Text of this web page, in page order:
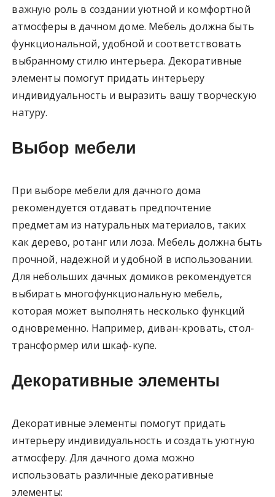
важную роль в создании уютной и комфортной
атмосферы в дачном доме. Мебель должна быть
функциональной, удобной и соответствовать
выбранному стилю интерьера. Декоративные
элементы помогут придать интерьеру
индивидуальность и выразить вашу творческую
натуру.
Выбор мебели
При выборе мебели для дачного дома
рекомендуется отдавать предпочтение
предметам из натуральных материалов, таких
как дерево, ротанг или лоза. Мебель должна быть
прочной, надежной и удобной в использовании.
Для небольших дачных домиков рекомендуется
выбирать многофункциональную мебель,
которая может выполнять несколько функций
одновременно. Например, диван-кровать, стол-
трансформер или шкаф-купе.
Декоративные элементы
Декоративные элементы помогут придать
интерьеру индивидуальность и создать уютную
атмосферу. Для дачного дома можно
использовать различные декоративные
элементы: